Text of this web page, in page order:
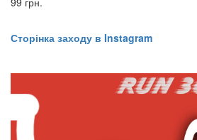
Сторінка заходу в Instagram